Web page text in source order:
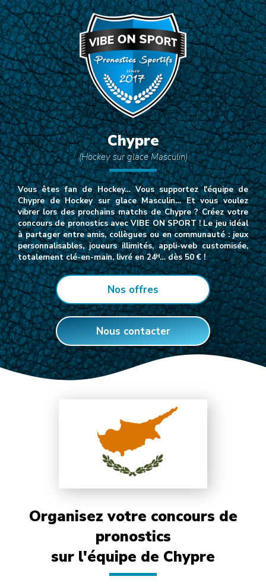
Chypre
(Hockey sur glace Masculin)
Vous êtes fan de Hockey… Vous supportez l'équipe de
Chypre de Hockey sur glace Masculin… Et vous voulez
vibrer lors des prochains matchs de Chypre ? Créez votre
concours de pronostics avec VIBE ON SPORT ! Le jeu idéal
à partager entre amis, collègues ou en communauté : jeux
personnalisables, joueurs illimités, appli-web customisée,
totalement clé-en-main, livré en 24ᴴ… dès 50 € !
Nos offres
Nous contacter
Organisez votre concours de
pronostics
sur l'équipe de Chypre